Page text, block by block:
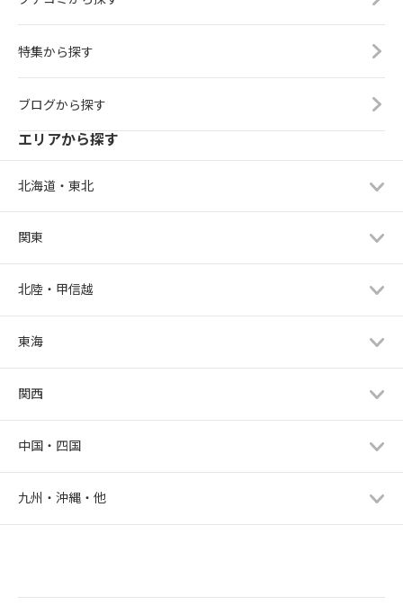
特集から探す
ブログから探す
エリアから探す
北海道・東北
関東
北陸・甲信越
東海
関西
中国・四国
九州・沖縄・他